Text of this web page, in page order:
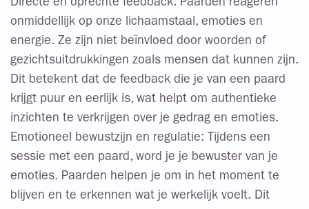
Directe en oprechte feedback: Paarden reageren
onmiddellijk op onze lichaamstaal, emoties en
energie. Ze zijn niet beïnvloed door woorden of
gezichtsuitdrukkingen zoals mensen dat kunnen zijn.
Dit betekent dat de feedback die je van een paard
krijgt puur en eerlijk is, wat helpt om authentieke
inzichten te verkrijgen over je gedrag en emoties.
Emotioneel bewustzijn en regulatie: Tijdens een
sessie met een paard, word je je bewuster van je
emoties. Paarden helpen je om in het moment te
blijven en te erkennen wat je werkelijk voelt. Dit